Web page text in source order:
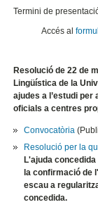
Termini de
Accés al
Resolució de 22 de
Lingüística de la
ajudes a l’estudi
oficials a centres
Convocatòria
Resolució per la
L'ajuda
la confirmació de
escau a
concedida.